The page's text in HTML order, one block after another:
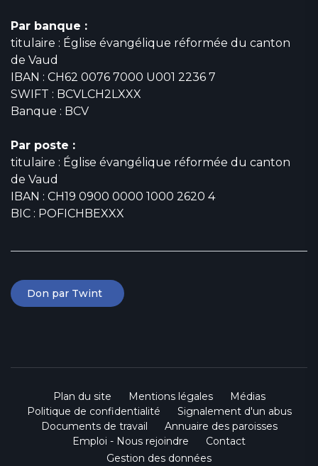
Par banque :
titulaire : Église évangélique réformée du canton
de Vaud
IBAN : CH62 0076 7000 U001 2236 7
SWIFT : BCVLCH2LXXX
Banque : BCV
Par poste :
titulaire : Église évangélique réformée du canton
de Vaud
IBAN : CH19 0900 0000 1000 2620 4
BIC : POFICHBEXXX
Don par Twint
Plan du site Mentions légales
Médias
Politique de confidentialité
Signalement d'un abus
Documents de travail
Annuaire des paroisses
Emploi - Nous rejoindre
Contact
Gestion des données